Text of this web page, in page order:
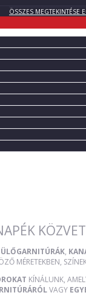
ÖSSZES MEGTEKINTÉSE
,
MÉRETEKBEN,
KÍNÁLUNK,
VAGY